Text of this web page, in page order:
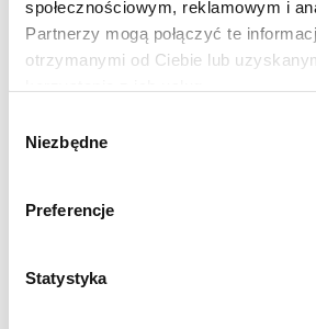
społecznościowym, reklamowym i
Partnerzy mogą połączyć te
otrzymanymi od Ciebie lub
zgody
Niezbędne
Preferencje
Statystyka